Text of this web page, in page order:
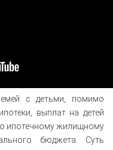
с детьми, помимо
выплат на детей
ипотечному жилищному
бюджета. Суть